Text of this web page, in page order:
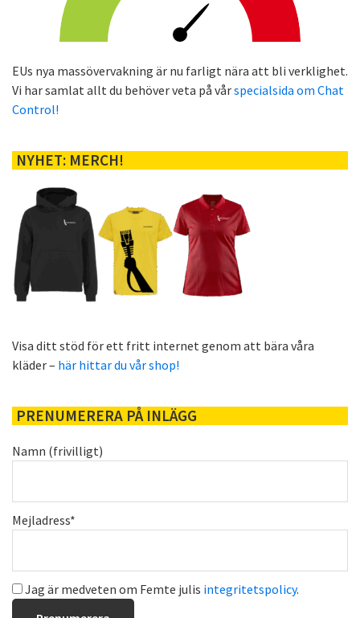
EUs nya massövervakning är nu farligt nära att bli verklighet.
Vi har samlat allt du behöver veta på vårspecialsida om Chat
Control!
NYHET: MERCH!
Visa ditt stöd för ett fritt internet genom att bära våra
kläder – här hittar du vår shop!
PRENUMERERA PÅ INLÄGG
Namn (frivilligt)
Mejladress*
Jag är medveten om Femte julis integritetspolicy.